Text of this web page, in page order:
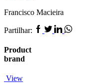
Francisco Macieira
Partilhar: Facebook
TwitterLinkedin
Whatsapp
Product
brand
View